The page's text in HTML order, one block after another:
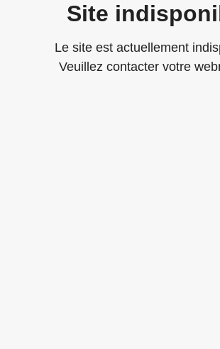
Site
Le site est actuellement
Veuillez contacter votre